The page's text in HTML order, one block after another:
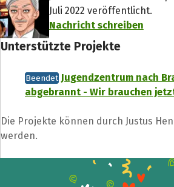
Juli 2022 veröffentlicht.
Nachricht schreiben
Unterstützte Projekte
Beendet Jugendzentrum nach
abgebrannt - Wir brauchen
Die Projekte können durch Justus
werden.
Hilf mit noch mehr
Facebook